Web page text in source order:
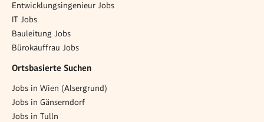
Entwicklungsingenieur Jobs
IT Jobs
Bauleitung Jobs
Bürokauffrau Jobs
Ortsbasierte Suchen
Jobs in Wien (Alsergrund)
Jobs in Gänserndorf
Jobs in Tulln